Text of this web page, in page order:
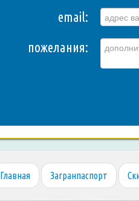
email:
пожелания:
Главная Загранпаспорт